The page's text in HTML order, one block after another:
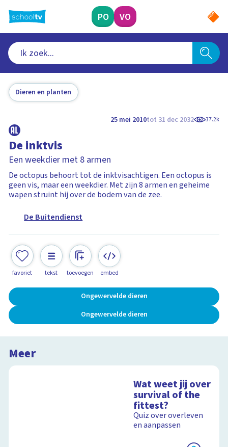
naar
hoofdinhoud
PO VO
Dieren en planten
25 mei 2010tot 31 dec 2032 37.2k
De inktvis
Een weekdier met 8 armen
De octopus behoort tot de inktvisachtigen. Een octopus is
geen vis, maar een weekdier. Met zijn 8 armen en geheime
wapen struint hij over de bodem van de zee.
De Buitendienst
favoriet tekst toevoegen embed
Ongewervelde dieren
Ongewervelde dieren
Meer
Wat weet jij over
survival of the
fittest?
Quiz over overleven
en aanpassen